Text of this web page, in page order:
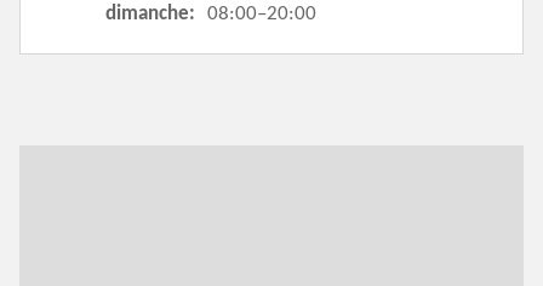
dimanche: 08:00–20:00